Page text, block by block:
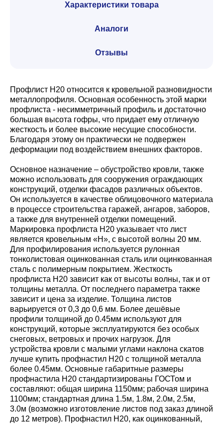
Характеристики товара
Аналоги
Отзывы
Профлист Н20 относится к кровельной разновидности
металлопрофиля. Основная особенность этой марки
профлиста - несимметричный профиль и достаточно
большая высота гофры, что придает ему отличную
жесткость и более высокие несущие способности.
Благодаря этому он практически не подвержен
деформации под воздействием внешних факторов.
Основное назначение – обустройство кровли, также
можно использовать для сооружения ограждающих
конструкций, отделки фасадов различных объектов.
Он используется в качестве облицовочного материала
в процессе строительства гаражей, ангаров, заборов,
а также для внутренней отделки помещений.
Маркировка профлиста Н20 указывает что лист
является кровельным «Н», с высотой волны 20 мм.
Для профилирования используется рулонная
тонколистовая оцинкованная сталь или оцинкованная
сталь с полимерным покрытием. Жесткость
профлиста Н20 зависит как от высоты волны, так и от
толщины металла. От последнего параметра также
зависит и цена за изделие. Толщина листов
варьируется от 0,3 до 0,6 мм. Более дешёвые
профили толщиной до 0.45мм используют для
конструкций, которые эксплуатируются без особых
снеговых, ветровых и прочих нагрузок. Для
устройства кровли с малыми углами наклона скатов
лучше купить профнастил Н20 с толщиной металла
более 0.45мм. Основные габаритные размеры
профнастила Н20 стандартизированы ГОСТом и
составляют: общая ширина 1150мм; рабочая ширина
1100мм; стандартная длина 1.5м, 1.8м, 2.0м, 2.5м,
3.0м (возможно изготовление листов под заказ длиной
до 12 метров). Профнастил Н20, как оцинкованный,